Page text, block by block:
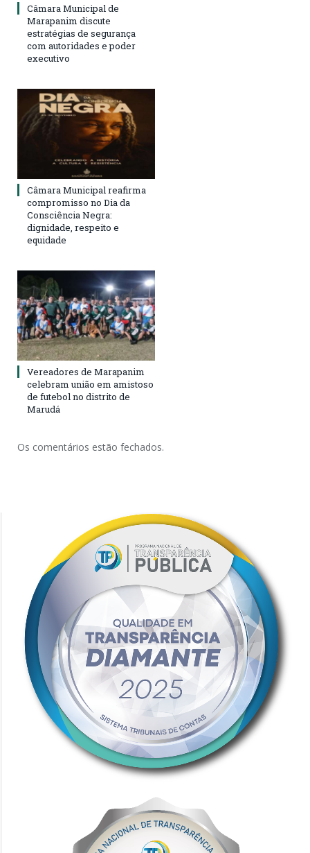
Câmara Municipal de
Marapanim discute
estratégias de segurança
com autoridades e poder
executivo
Câmara Municipal reafirma
compromisso no Dia da
Consciência Negra:
dignidade, respeito e
equidade
Vereadores de Marapanim
celebram união em amistoso
de futebol no distrito de
Marudá
Os comentários estão fechados.